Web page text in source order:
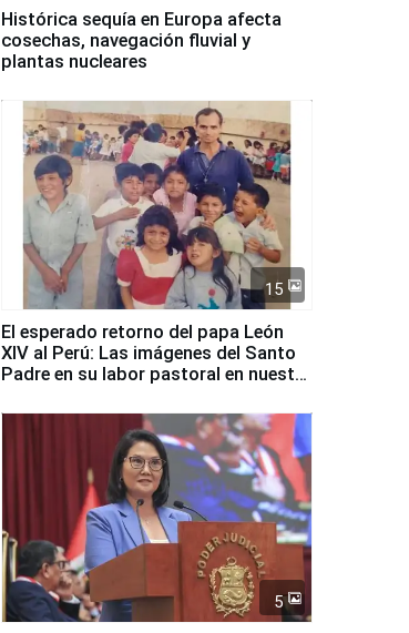
Histórica sequía en Europa afecta
cosechas, navegación fluvial y
plantas nucleares
15
El esperado retorno del papa León
XIV al Perú: Las imágenes del Santo
Padre en su labor pastoral en nuestro
5